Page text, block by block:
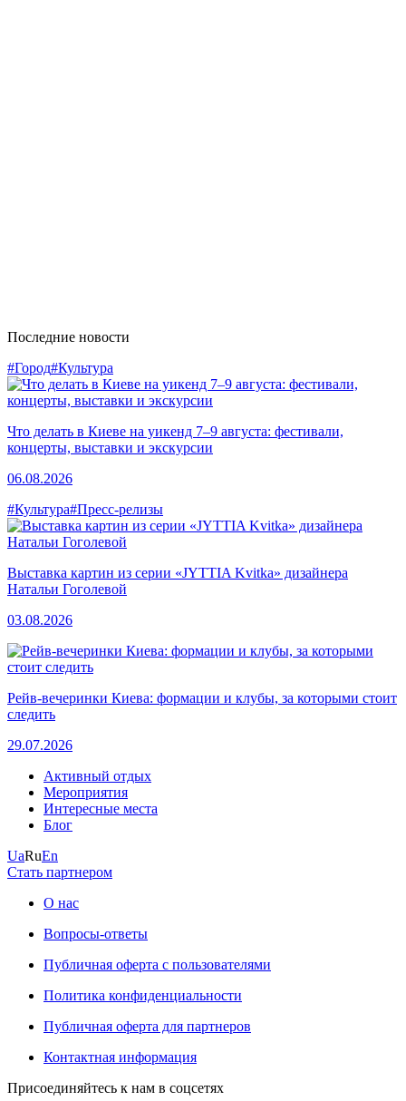
Последние новости
#Город#Культура
Что делать в Киеве на уикенд 7–9 августа: фестивали,
концерты, выставки и экскурсии
06.08.2026
#Культура#Пресс-релизы
Выставка картин из серии «JYTTIA Kvitka» дизайнера
Натальи Гоголевой
03.08.2026
Рейв-вечеринки Киева: формации и клубы, за которыми стоит
следить
29.07.2026
Активный отдых
Мероприятия
Интересные места
Блог
UaRuEn
Стать партнером
О нас
Вопросы-ответы
Публичная оферта с пользователями
Политика конфиденциальности
Публичная оферта для партнеров
Контактная информация
Присоединяйтесь к нам в соцсетях